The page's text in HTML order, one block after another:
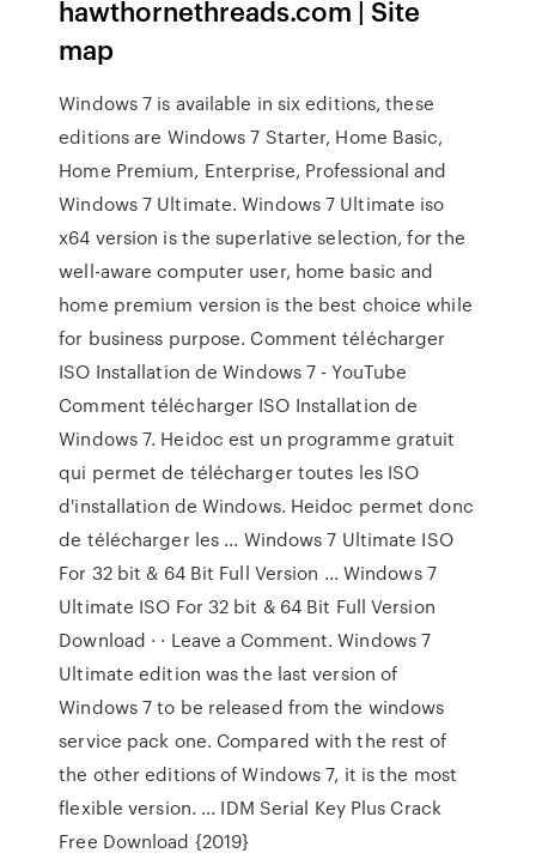
hawthornethreads.com | Site
map
Windows 7 is available in six editions, these
editions are Windows 7 Starter, Home Basic,
Home Premium, Enterprise, Professional and
Windows 7 Ultimate. Windows 7 Ultimate iso
x64 version is the superlative selection, for the
well-aware computer user, home basic and
home premium version is the best choice while
for business purpose. Comment télécharger
ISO Installation de Windows 7 - YouTube
Comment télécharger ISO Installation de
Windows 7. Heidoc est un programme gratuit
qui permet de télécharger toutes les ISO
d'installation de Windows. Heidoc permet donc
de télécharger les ... Windows 7 Ultimate ISO
For 32 bit & 64 Bit Full Version ... Windows 7
Ultimate ISO For 32 bit & 64 Bit Full Version
Download · · Leave a Comment. Windows 7
Ultimate edition was the last version of
Windows 7 to be released from the windows
service pack one. Compared with the rest of
the other editions of Windows 7, it is the most
flexible version. ... IDM Serial Key Plus Crack
Free Download {2019}